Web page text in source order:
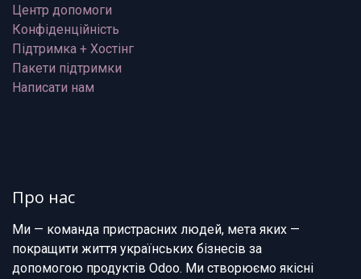
Центр допомоги
Конфіденційність
Підтримка + Хостінг
Пакети підтримки
Написати нам
Про нас
Ми — команда пристрасних людей, мета яких —
покращити життя українських бізнесів за
допомогою продуктів Odoo. Ми створюємо якісні